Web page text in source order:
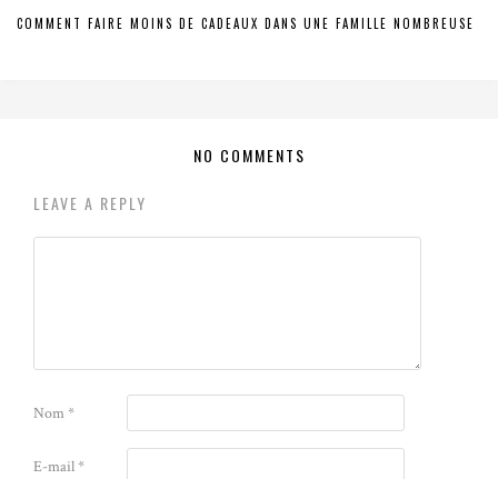
COMMENT FAIRE MOINS DE CADEAUX DANS UNE FAMILLE NOMBREUSE
NO COMMENTS
LEAVE A REPLY
Nom*
E-mail*